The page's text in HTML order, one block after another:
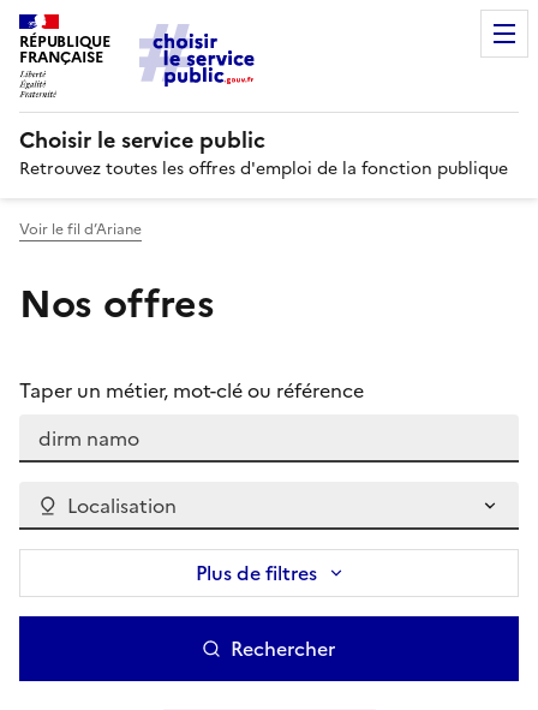
RÉPUBLIQUE
FRANÇAISE
Choisir le service public
Retrouvez toutes les offres d'emploi de la fonction publique
Voir le fil d’Ariane
Nos offres
Taper un métier, mot-clé ou référence
Localisation
Plus de filtres
Rechercher